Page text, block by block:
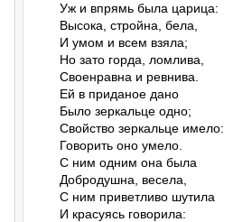
Уж и впрямь была царица:
Высока, стройна, бела,
И умом и всем взяла;
Но зато горда, ломлива,
Своенравна и ревнива.
Ей в приданое дано
Было зеркальце одно;
Свойство зеркальце имело:
Говорить оно умело.
С ним одним она была
Добродушна, весела,
С ним приветливо шутила
И красуясь говорила: